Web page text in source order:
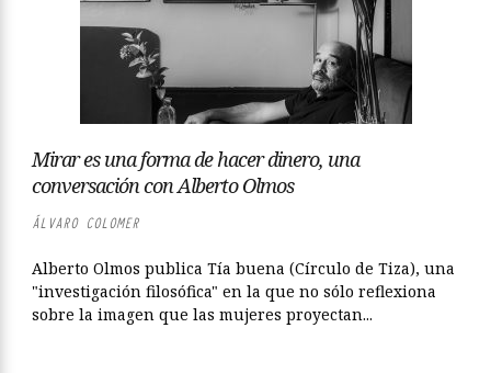
Mirar es una forma de hacer dinero, una
conversación con Alberto Olmos
ÁLVARO COLOMER
Alberto Olmos publica Tía buena (Círculo de Tiza), una
"investigación filosófica" en la que no sólo reflexiona
sobre la imagen que las mujeres proyectan...